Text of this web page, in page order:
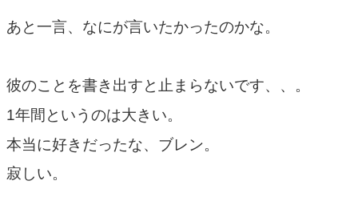
あと一言、なにが言いたかったのかな。
彼のことを書き出すと止まらないです、、。
1年間というのは大きい。
本当に好きだったな、ブレン。
寂しい。